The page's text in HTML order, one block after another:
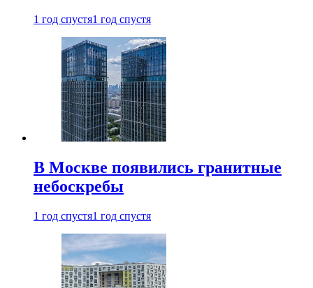
1 год спустя1 год спустя
В Москве появились гранитные
небоскребы
1 год спустя1 год спустя